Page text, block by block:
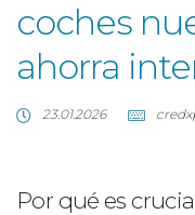
coches
ahorra
23.01.2026
Por qué es